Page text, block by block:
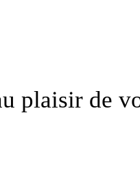
plaisir de